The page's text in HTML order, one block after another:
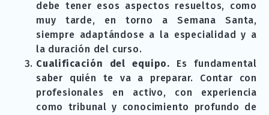
debe tener esos aspectos resueltos, como
muy tarde, en torno a Semana Santa,
siempre adaptándose a la especialidad y a
la duración del curso.
Cualificación del equipo. Es fundamental
saber quién te va a preparar. Contar con
profesionales en activo, con experiencia
como tribunal y conocimiento profundo de